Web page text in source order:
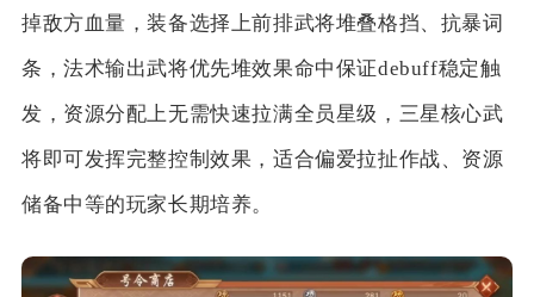
掉敌方血量，装备选择上前排武将堆叠格挡、抗暴词
条，法术输出武将优先堆效果命中保证debuff稳定触
发，资源分配上无需快速拉满全员星级，三星核心武
将即可发挥完整控制效果，适合偏爱拉扯作战、资源
储备中等的玩家长期培养。